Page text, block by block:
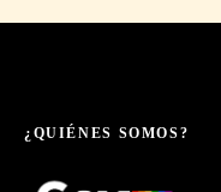
e¿QUIÉNES SOMOS?